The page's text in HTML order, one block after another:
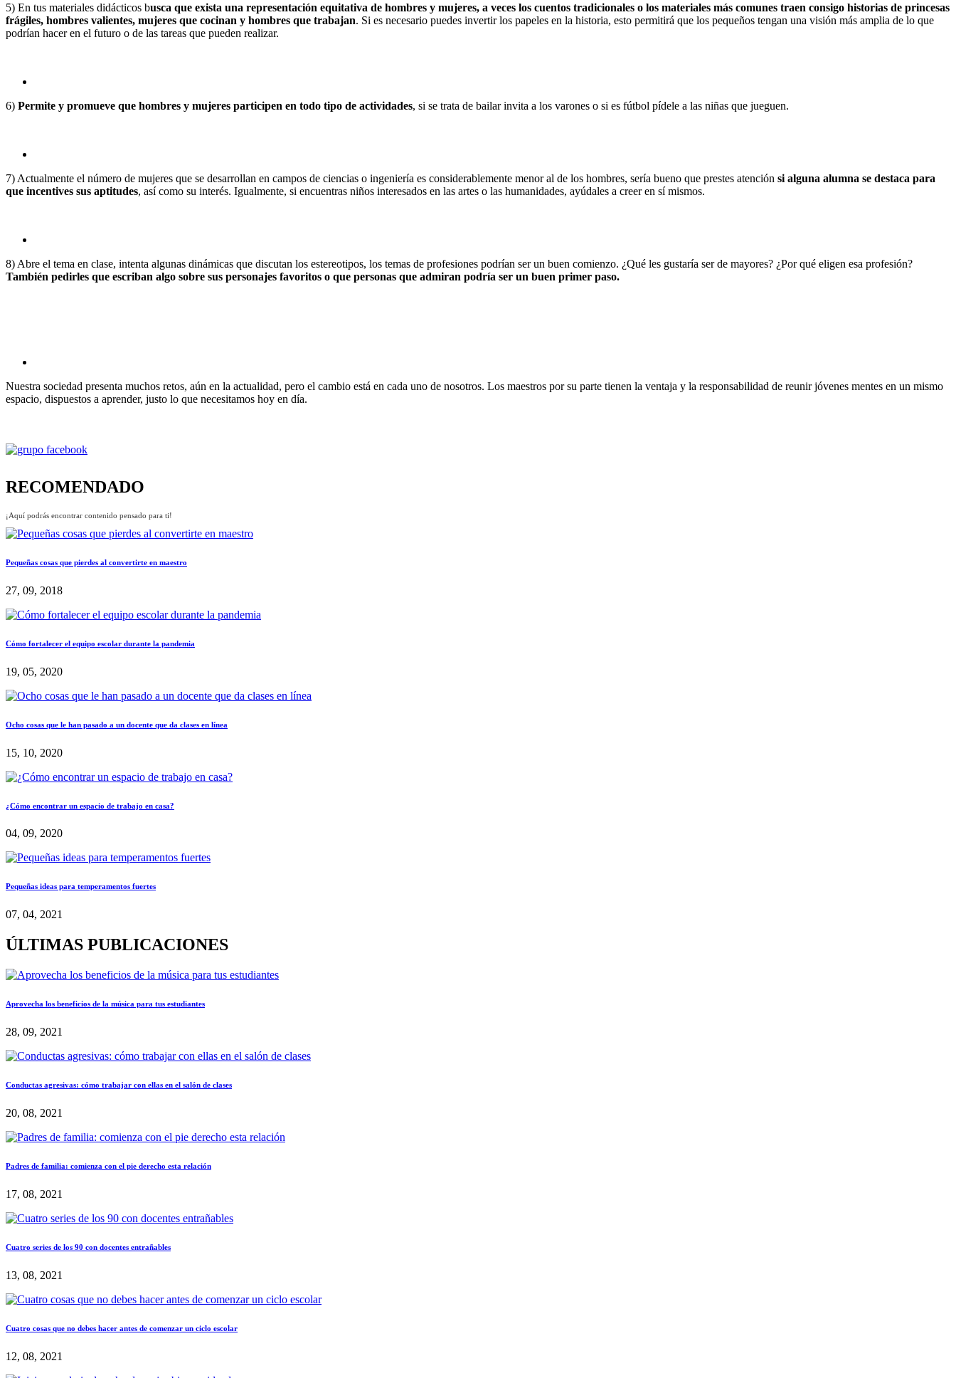
5) En tus materiales didácticos busca que exista una representación equitativa de hombres y mujeres, a veces los cuentos tradicionales o los materiales más comunes traen consigo historias de princesas
frágiles, hombres valientes, mujeres que cocinan y hombres que trabajan. Si es necesario puedes invertir los papeles en la historia, esto permitirá que los pequeños tengan una visión más amplia de lo que
podrían hacer en el futuro o de las tareas que pueden realizar.
6) Permite y promueve que hombres y mujeres participen en todo tipo de actividades, si se trata de bailar invita a los varones o si es fútbol pídele a las niñas que jueguen.
7) Actualmente el número de mujeres que se desarrollan en campos de ciencias o ingeniería es considerablemente menor al de los hombres, sería bueno que prestes atención si alguna alumna se destaca para
que incentives sus aptitudes, así como su interés. Igualmente, si encuentras niños interesados en las artes o las humanidades, ayúdales a creer en sí mismos.
8) Abre el tema en clase, intenta algunas dinámicas que discutan los estereotipos, los temas de profesiones podrían ser un buen comienzo. ¿Qué les gustaría ser de mayores? ¿Por qué eligen esa profesión?
También pedirles que escriban algo sobre sus personajes favoritos o que personas que admiran podría ser un buen primer paso.
Nuestra sociedad presenta muchos retos, aún en la actualidad, pero el cambio está en cada uno de nosotros. Los maestros por su parte tienen la ventaja y la responsabilidad de reunir jóvenes mentes en un mismo
espacio, dispuestos a aprender, justo lo que necesitamos hoy en día.
RECOMENDADO
¡Aquí podrás encontrar contenido pensado para ti!
Pequeñas cosas que pierdes al convertirte en maestro
27, 09, 2018
Cómo fortalecer el equipo escolar durante la pandemia
19, 05, 2020
Ocho cosas que le han pasado a un docente que da clases en línea
15, 10, 2020
¿Cómo encontrar un espacio de trabajo en casa?
04, 09, 2020
Pequeñas ideas para temperamentos fuertes
07, 04, 2021
ÚLTIMAS PUBLICACIONES
Aprovecha los beneficios de la música para tus estudiantes
28, 09, 2021
Conductas agresivas: cómo trabajar con ellas en el salón de clases
20, 08, 2021
Padres de familia: comienza con el pie derecho esta relación
17, 08, 2021
Cuatro series de los 90 con docentes entrañables
13, 08, 2021
Cuatro cosas que no debes hacer antes de comenzar un ciclo escolar
12, 08, 2021